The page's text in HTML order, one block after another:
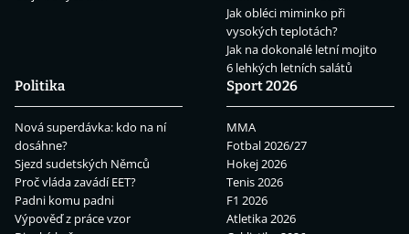
Jak obléci miminko při
vysokých teplotách?
Jak na dokonalé letní mojito
6 lehkých letních salátů
Politika
Nová superdávka: kdo na ní
dosáhne?
Sjezd sudetských Němců
Proč vláda zavádí EET?
Padni komu padni
Výpověď z práce vzor
Sport 2026
MMA
Fotbal 2026/27
Hokej 2026
Tenis 2026
F1 2026
Atletika 2026